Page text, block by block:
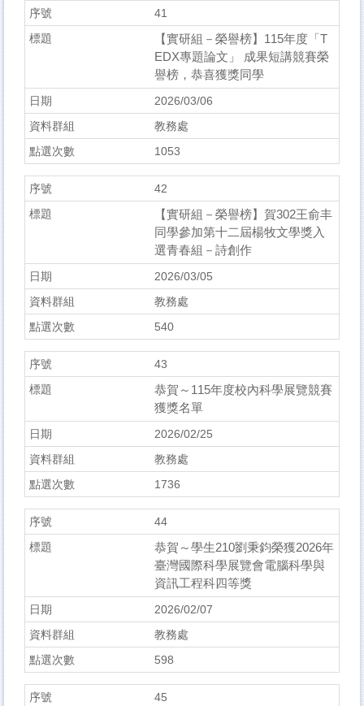
41
【實研組－榮譽榜】115年度「T
EDX專題論文」 成果短講競賽榮
譽榜，恭喜獲獎同學
2026/03/06
教務處
1053
42
【實研組－榮譽榜】賀302王俞丰
同學參加第十二屆楊牧文學獎入
選青春組－詩創作
2026/03/05
教務處
540
43
恭賀～115年度校內科學展覽競賽
獲獎名單
2026/02/25
教務處
1736
44
恭賀～學生210劉秉鈞榮獲2026年
臺灣國際科學展覽會電腦科學與
資訊工程科四等獎
2026/02/07
教務處
598
45